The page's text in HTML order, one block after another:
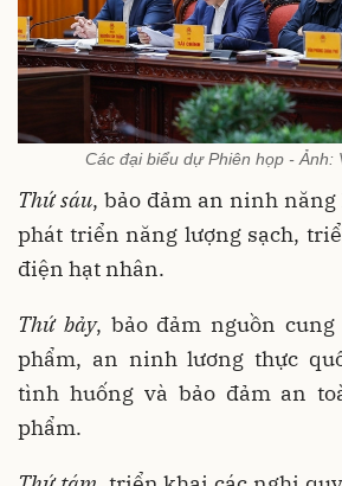
Các đại biểu dự Phiên họp - Ảnh:
Thứ sáu, bảo đảm an ninh
phát triển năng lượng sạch,
điện hạt nhân.
Thứ bảy, bảo đảm nguồn
phẩm, an ninh lương thực
tình huống và bảo đảm an
phẩm.